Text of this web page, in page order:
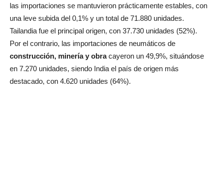
las importaciones se mantuvieron prácticamente estables, con
una leve subida del 0,1% y un total de 71.880 unidades.
Tailandia fue el principal origen, con 37.730 unidades (52%).
Por el contrario, las importaciones de neumáticos de
construcción, minería y obracayeron un 49,9%, situándose
en 7.270 unidades, siendo India el país de origen más
destacado, con 4.620 unidades (64%).